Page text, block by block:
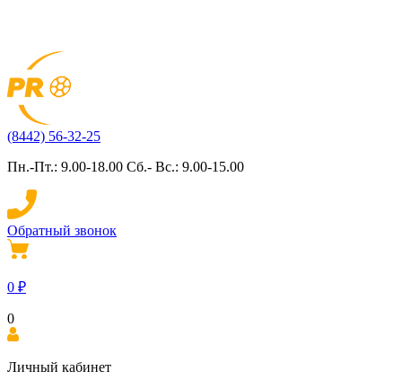
(8442) 56-32-25
Пн.-Пт.: 9.00-18.00 Сб.- Вс.: 9.00-15.00
Обратный звонок
0 ₽
0
Личный кабинет